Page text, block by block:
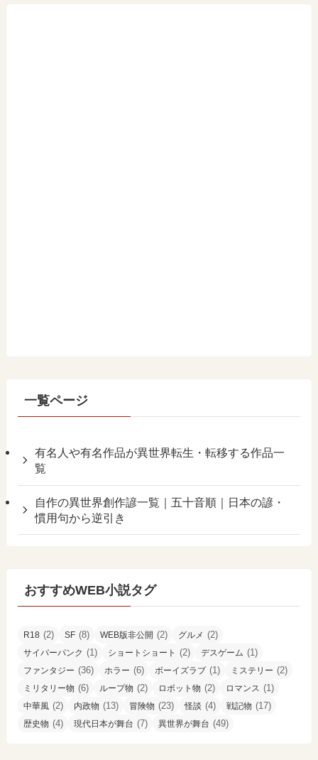
一覧ページ
有名人や有名作品が異世界転生・転移する作品一
覧
自作の異世界創作諺一覧｜五十音順｜日本の諺・
慣用句から逆引き
おすすめWEB小説タグ
R18 (2) SF (8) WEB版非公開 (2) グルメ (2)
サイバーパンク (1) ショートショート (2) デスゲーム (1)
ファンタジー (36) ホラー (6) ボーイズラブ (1) ミステリー (2)
ミリタリー物 (6) ループ物 (2) ロボット物 (2) ロマンス (1)
中華風 (2) 内政物 (13) 冒険物 (23) 怪談 (4) 戦記物 (17)
歴史物 (4) 現代日本が舞台 (7) 異世界が舞台 (49)